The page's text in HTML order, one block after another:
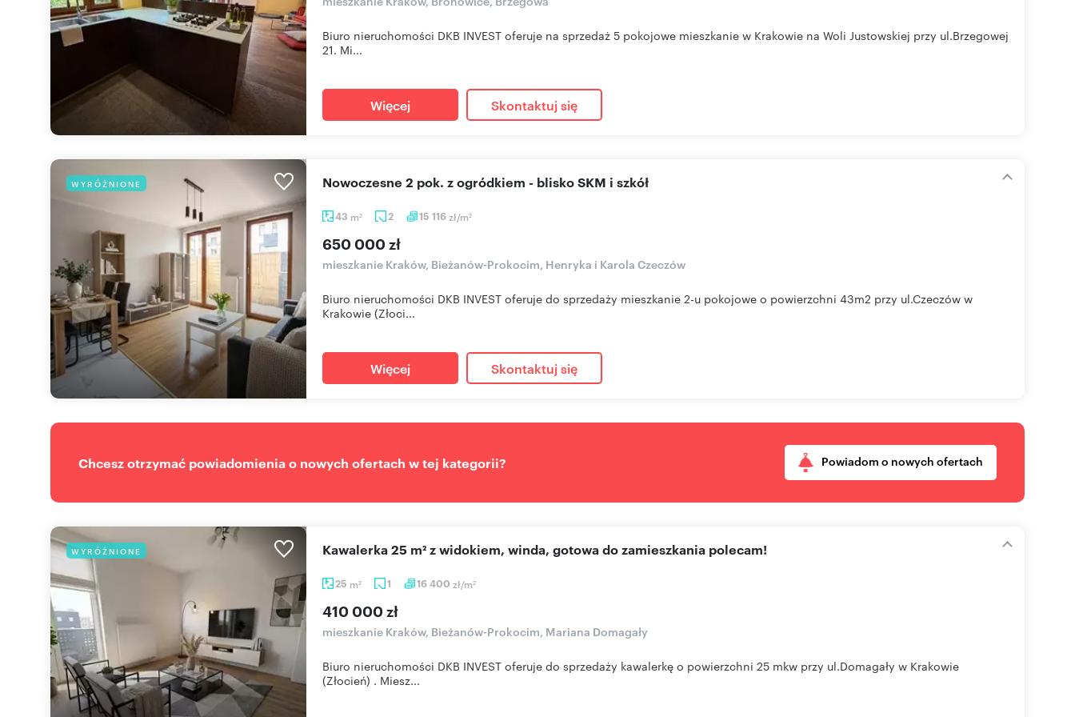
Biuro nieruchomości DKB INVEST oferuje na sprzedaż 5 pokojowe mieszkanie w Krakowie na Woli Justowskiej przy ul.Brzegowej
21. Mi...
Więcej Skontaktuj się
WYRÓŻNIONE
43 m2 2 15 116zł/m2
Nowoczesne 2 pok. z ogródkiem - blisko SKM i szkół
650 000 zł
mieszkanie Kraków, Bieżanów-Prokocim, Henryka i Karola Czeczów
Biuro nieruchomości DKB INVEST oferuje do sprzedaży mieszkanie 2-u pokojowe o powierzchni 43m2 przy ul.Czeczów w
Krakowie (Złoci...
Więcej Skontaktuj się
Chcesz otrzymać powiadomienia o nowych ofertach w tej kategorii? Powiadom o nowych ofertach
WYRÓŻNIONE
25 m2 1 16 400 zł/m2
Kawalerka 25 m² z widokiem, winda, gotowa do zamieszkania polecam!
410 000 zł
mieszkanie Kraków, Bieżanów-Prokocim, Mariana Domagały
Biuro nieruchomości DKB INVEST oferuje do sprzedaży kawalerkę o powierzchni 25 mkw przy ul.Domagały w Krakowie
(Złocień) . Miesz...